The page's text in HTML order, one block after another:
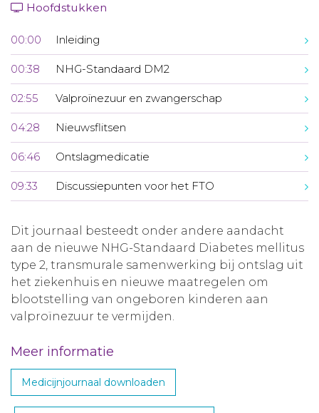
Hoofdstukken
00:00 Inleiding
00:38 NHG-Standaard DM2
02:55 Valproïnezuur en zwangerschap
04:28 Nieuwsflitsen
06:46 Ontslagmedicatie
09:33 Discussiepunten voor het FTO
Dit journaal besteedt onder andere aandacht
aan de nieuwe NHG-Standaard Diabetes mellitus
type 2, transmurale samenwerking bij ontslag uit
het ziekenhuis en nieuwe maatregelen om
blootstelling van ongeboren kinderen aan
valproïnezuur te vermijden.
Meer informatie
Medicijnjournaal downloaden